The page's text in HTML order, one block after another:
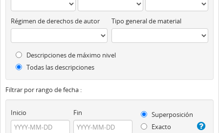
Régimen de derechos de autor Tipo general de material
Descripciones de máximo nivel
Todas las descripciones
Filtrar por rango de fecha :
Inicio Fin
Superposición
Exacto